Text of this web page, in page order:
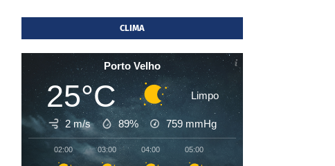
CLIMA
Porto Velho
25°C Limpo
2 m/s 89% 759 mmHg
02:00 03:00 04:00 05:00